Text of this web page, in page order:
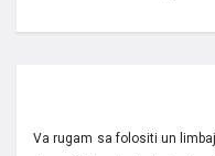
Va rugam sa folositi un